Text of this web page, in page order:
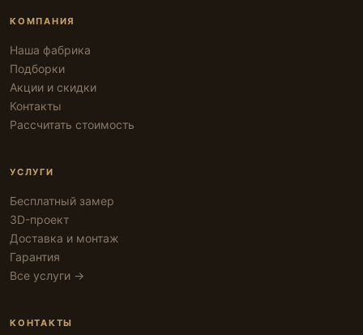
КОМПАНИЯ
Наша фабрика
Подборки
Акции и скидки
Контакты
Рассчитать стоимость
УСЛУГИ
Бесплатный замер
3D-проект
Доставка и монтаж
Гарантия
Все услуги →
КОНТАКТЫ